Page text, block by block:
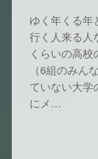
ゆく年くる年
行く人来る人
くらいの高校
（6組のみん
ていない大学
にメ…